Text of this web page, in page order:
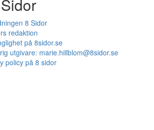
8 Sidor
redaktion
på 8sidor.se
utgivare: marie.hillblom@8sidor.se
policy på 8 sidor